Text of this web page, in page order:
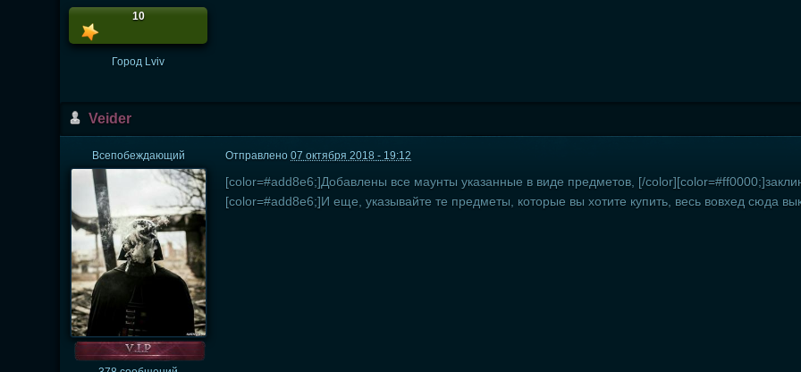
10
Город Lviv
Veider
Всепобеждающий Отправлено07 октября 2018 - 19:12
[color=#add8e6;]Добавлены все маунты указанные в виде предметов, [/
[color=#add8e6;]И еще, указывайте те предметы, которые вы хотите купить, весь вовхед сюда